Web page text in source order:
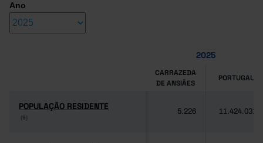
Ano
2025
CARRAZEDA
DE ANSIÃES
PORTUGAL
POPULAÇÃO RESIDENTE
(6)
POPULAÇÃO RESIDENTE
(6)
5.226 11.424.031